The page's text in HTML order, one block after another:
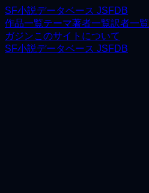
SF小説データベース JSFDB
作品一覧テーマ著者一覧訳者一覧
ガジンこのサイトについて
SF小説データベース JSFDB